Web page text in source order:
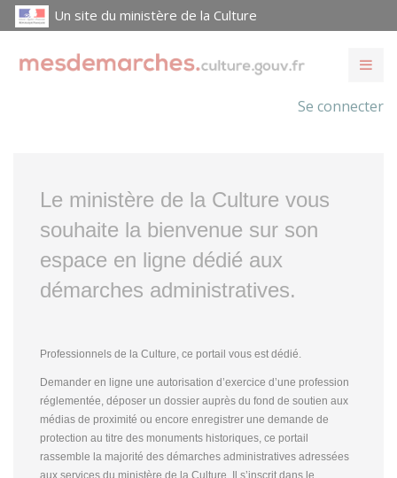
Un site du ministère de la Culture
Se connecter
Le ministère de la Culture vous
souhaite la bienvenue sur son
espace en ligne dédié aux
démarches administratives.
Professionnels de la Culture, ce portail vous est dédié.
Demander en ligne une autorisation d’exercice d’une profession
réglementée, déposer un dossier auprès du fond de soutien aux
médias de proximité ou encore enregistrer une demande de
protection au titre des monuments historiques, ce portail
rassemble la majorité des démarches administratives adressées
aux services du ministère de la Culture. Il s’inscrit dans le